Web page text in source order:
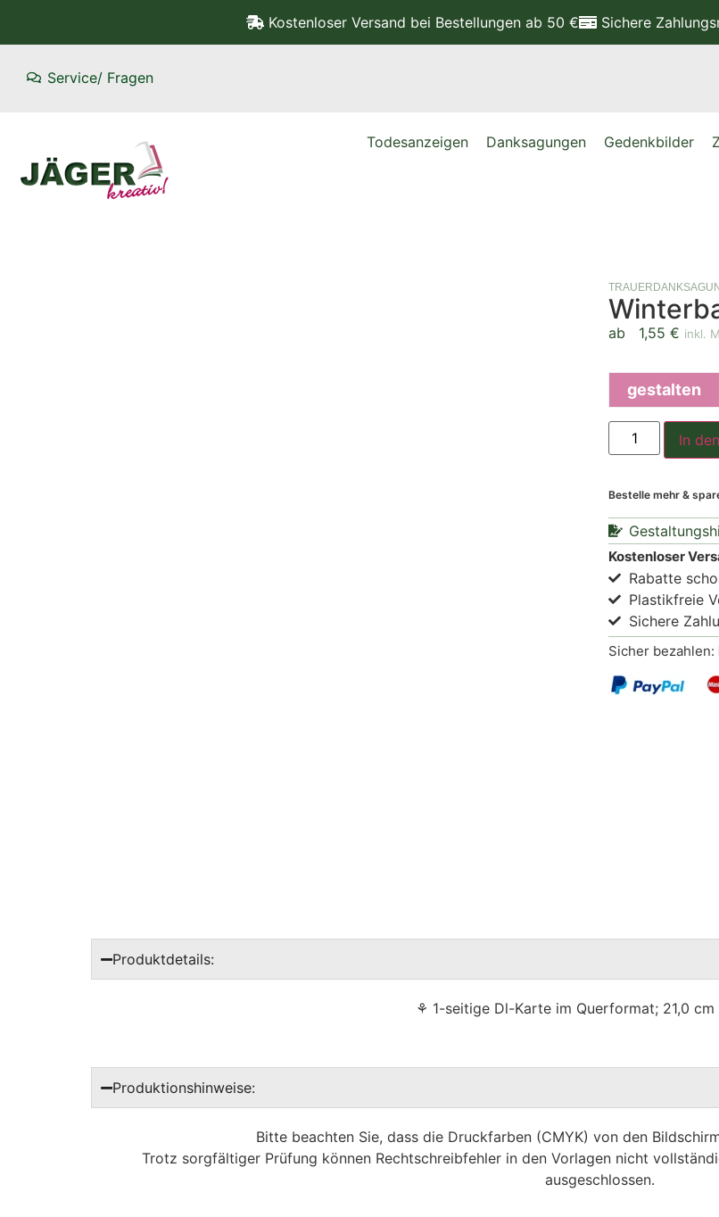
Kostenloser Versand bei Bestellungen ab 50 € Sichere
Service/ Fragen
Todesanzeigen Danksagungen Gedenkbilder
ab 1,55 € inkl.
gestalten
In
Bestelle mehr &
Kostenloser
Rabatte
Plastikfreie
Sichere
Sicher bezahlen:
Produktdetails:
⚘ 1-seitige Dl-Karte im Querformat; 21,0 cm
Produktionshinweise:
Bitte beachten Sie, dass die Druckfarben (CMYK) von den
Trotz sorgfältiger Prüfung können Rechtschreibfehler in den Vorlagen nicht
ausgeschlossen.